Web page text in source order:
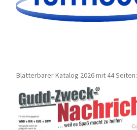
Blätterbarer Katalog 2026 mit 44 Seiten: